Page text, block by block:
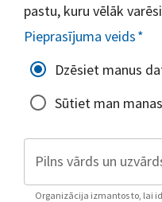
pastu, kuru vēlāk
Pieprasījuma veids*
Dzēsiet manus
Sūtiet man
Pilns vārds un
Organizācija izmantos to, lai